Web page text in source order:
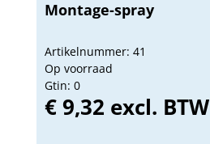
Montage-spray
Artikelnummer: 41
Op voorraad
Gtin: 0
€ 9,32 excl. BTW